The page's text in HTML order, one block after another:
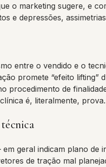
o marketing sugere, e
e depressões,
entre o vendido e o
promete “efeito
procedimento de
é, literalmente, prova.
geral indicam plano de
de tração mal